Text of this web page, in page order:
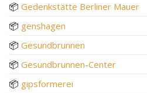
📦 Gedenkstätte Berliner Mauer
📦 genshagen
📦 Gesundbrunnen
📦 Gesundbrunnen-Center
📦 gipsformerei